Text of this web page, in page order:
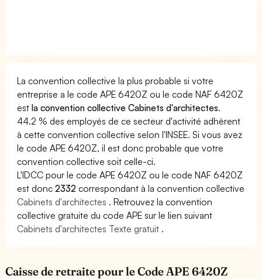
La convention collective la plus probable si votre
entreprise a le code APE 6420Z ou le code NAF 6420Z
estla convention collective Cabinets d'architectes.
44.2 % des employés de ce secteur d'activité adhèrent
à cette convention collective selon l'INSEE. Si vous avez
le code APE 6420Z, il est donc probable que votre
convention collective soit celle-ci.
L'IDCC pour le code APE 6420Z ou le code NAF 6420Z
est donc2332 correspondant à la convention collective
Cabinets d'architectes . Retrouvez la convention
collective gratuite du code APE sur le lien suivant
Cabinets d'architectes Texte gratuit .
Caisse de retraite pour le Code APE 6420Z